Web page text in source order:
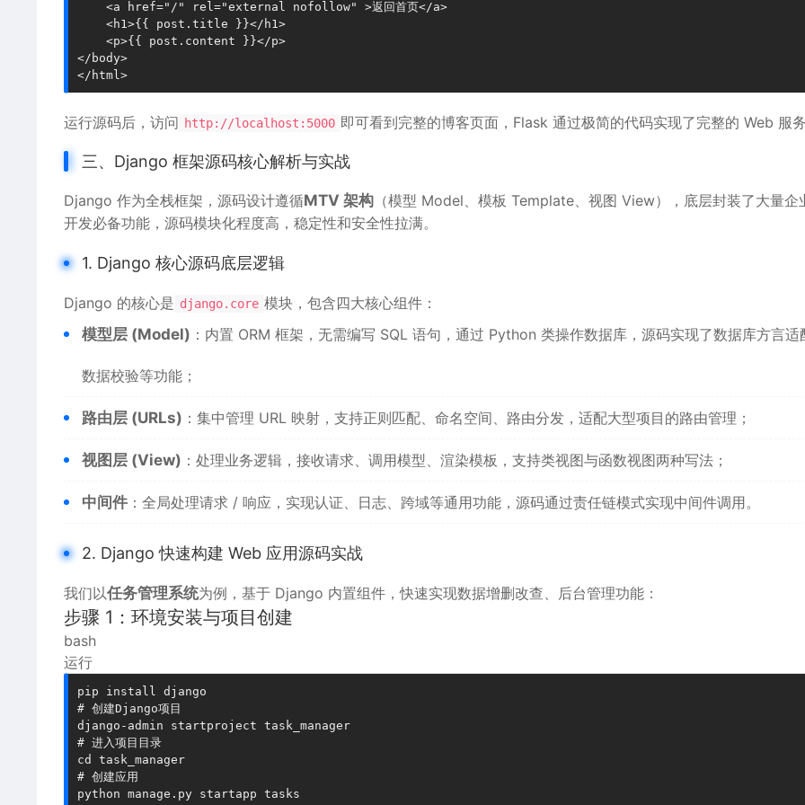
    <a href="/" rel="external nofollow" >返回首页</a>
    <h1>{{ post.title }}</h1>
    <p>{{ post.content }}</p>
</body>
运行源码后，访问 http://localhost:5000 即可看到完整的博客页面，Flask 通过极简的代码实现了完整的 Web 服务
三、Django 框架源码核心解析与实战
Django 作为全栈框架，源码设计遵循MTV 架构 （模型 Model、模板 Template、视图 View），底层封装了大量企
开发必备功能，源码模块化程度高，稳定性和安全性拉满。
1. Django 核心源码底层逻辑
Django 的核心是 django.core 模块，包含四大核心组件：
模型层 (Model) ：内置 ORM 框架，无需编写 SQL 语句，通过 Python 类操作数据库，源码实现了数据库方言适
数据校验等功能；
路由层 (URLs) ：集中管理 URL 映射，支持正则匹配、命名空间、路由分发，适配大型项目的路由管理；
视图层 (View) ：处理业务逻辑，接收请求、调用模型、渲染模板，支持类视图与函数视图两种写法；
中间件 ：全局处理请求 / 响应，实现认证、日志、跨域等通用功能，源码通过责任链模式实现中间件调用。
2. Django 快速构建 Web 应用源码实战
我们以任务管理系统为例，基于 Django 内置组件，快速实现数据增删改查、后台管理功能：
步骤 1：环境安装与项目创建
bash
运行
pip install django
# 创建Django项目
django-admin startproject task_manager
# 进入项目目录
cd task_manager
# 创建应用